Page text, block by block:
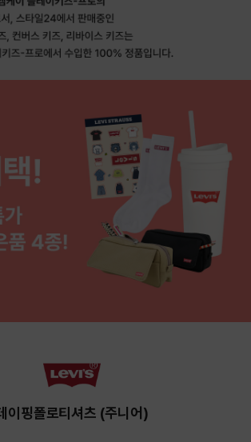
이핑폴로티셔츠 (주니어)